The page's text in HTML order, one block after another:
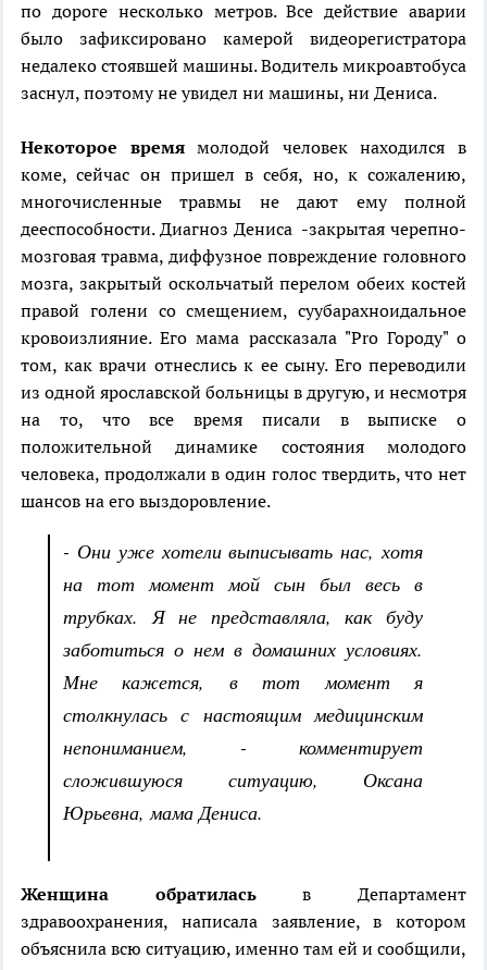
по дороге несколько метров. Все действие аварии
было зафиксировано камерой видеорегистратора
недалеко стоявшей машины. Водитель микроавтобуса
заснул, поэтому не увидел ни машины, ни Дениса.
Некоторое времямолодой человек находился в
коме, сейчас он пришел в себя, но, к сожалению,
многочисленные травмы не дают ему полной
дееспособности. Диагноз Дениса -закрытая черепно-
мозговая травма, диффузное повреждение головного
мозга, закрытый оскольчатый перелом обеих костей
правой голени со смещением, суубарахноидальное
кровоизлияние. Его мама рассказала "Pro Городу" о
том, как врачи отнеслись к ее сыну. Его переводили
из одной ярославской больницы в другую, и несмотря
на то, что все время писали в выписке о
положительной динамике состояния молодого
человека, продолжали в один голос твердить, что нет
шансов на его выздоровление.
- Они уже хотели выписывать нас, хотя
на тот момент мой сын был весь в
трубках. Я не представляла, как буду
заботиться о нем в домашних условиях.
Мне кажется, в тот момент я
столкнулась с настоящим медицинским
непониманием, - комментирует
сложившуюся ситуацию, Оксана
Юрьевна, мама Дениса.
Женщина обратиласьв Департамент
здравоохранения, написала заявление, в котором
объяснила всю ситуацию, именно там ей и сообщили,